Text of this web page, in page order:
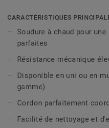
CARACTÉRISTIQUES
Soudure à chaud pour
parfaites
Résistance mécanique
Disponible en uni ou en
gamme)
Cordon parfaitement
Facilité de nettoyage et